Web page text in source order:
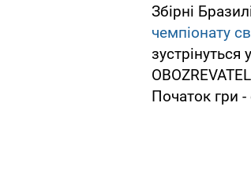
Збірні
чемпіонату
Початок гри